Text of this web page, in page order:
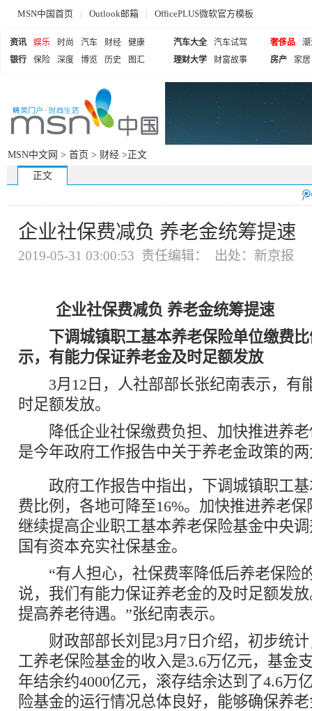
MSN中国首页 | Outlook邮箱 | OfficePLUS微软官方模板
资讯 娱乐 时尚 汽车 财经
健康
银行
保险 深度 博览 历史 图汇
汽车大全
汽车试驾
理财大学
财富故事
奢侈品
房产
家居
MSN中文网 > 首页 > 财经 >正文
正文
企业社保费减负 养老金统筹提速
2019-05-31 03:00:53 责任编辑： 出处：新京报
企业社保费减负 养老金统筹提速
下调城镇职工基本养老保险单位缴费比
示，有能力保证养老金及时足额发放
3月12日，人社部部长张纪南表示，有
时足额发放。
降低企业社保缴费负担、加快推进养老
是今年政府工作报告中关于养老金政策的
政府工作报告中指出，下调城镇职工基
费比例，各地可降至16%。加快推进养老
继续提高企业职工基本养老保险基金中央
国有资本充实社保基金。
“有人担心，社保费率降低后养老保险
说，我们有能力保证养老金的及时足额发
提高养老待遇。”张纪南表示。
财政部部长刘昆3月7日介绍，初步统计
工养老保险基金的收入是3.6万亿元，基金
年结余约4000亿元，滚存结余达到了4.6万
险基金的运行情况总体良好，能够确保养